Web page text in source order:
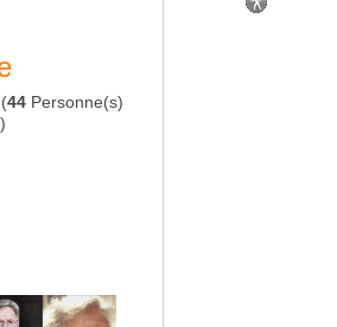
44 Personne(s)
)